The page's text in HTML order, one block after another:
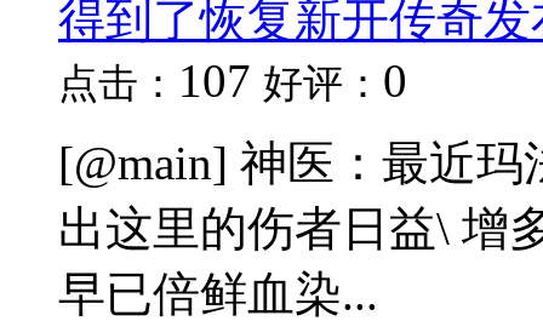
得到了恢复新开传奇发
点击： 107 好评： 0
[@main] 神医：最近
出这里的伤者日益\ 增
早已倍鲜血染...